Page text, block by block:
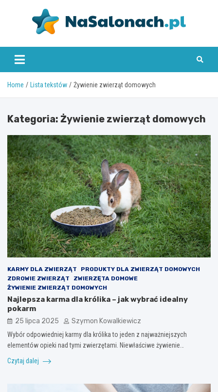
nasalonach.pl
Home Lista tekstów Żywienie zwierząt domowych
Kategoria: Żywienie zwierząt domowych
KARMY DLA ZWIERZĄT
PRODUKTY DLA ZWIERZĄT DOMOWYCH
ZDROWIE ZWIERZĄT
ZWIERZĘTA DOMOWE
ŻYWIENIE ZWIERZĄT DOMOWYCH
Najlepsza karma dla królika – jak wybrać idealny
pokarm
25 lipca 2025 Szymon Kowalkiewicz
Wybór odpowiedniej karmy dla królika to jeden z najważniejszych
elementów opieki nad tymi zwierzętami. Niewłaściwe żywienie…
Czytaj dalej